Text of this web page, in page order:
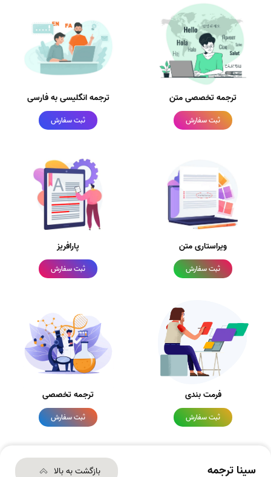
ترجمه تخصصی متن
ثبت سفارش
ترجمه انگلیسی به فارسی
ثبت سفارش
ویراستاری متن
ثبت سفارش
پارافریز
ثبت سفارش
فرمت بندی
ثبت سفارش
ترجمه تخصصی
ثبت سفارش
سینا ترجمه بازگشت به بالا